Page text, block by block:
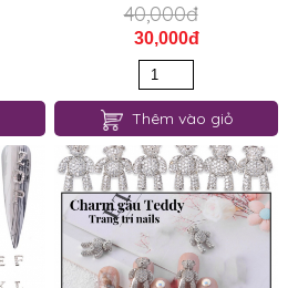
40,000đ
30,000đ
Thêm vào giỏ